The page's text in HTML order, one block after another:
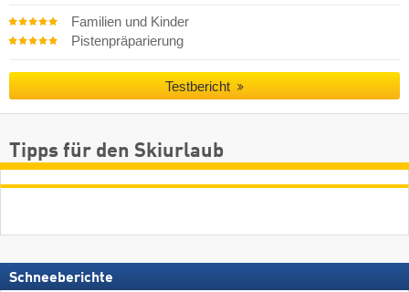
Familien und Kinder
Pistenpräparierung
Testbericht
Tipps für den Skiurlaub
Schneeberichte